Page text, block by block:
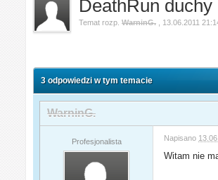
DeathRun duchy
Temat rozp.WarninG. 13.06.2011
3 odpowiedzi w tym temacie
WarninG.
Profesjonalista Napisano
Witam nie